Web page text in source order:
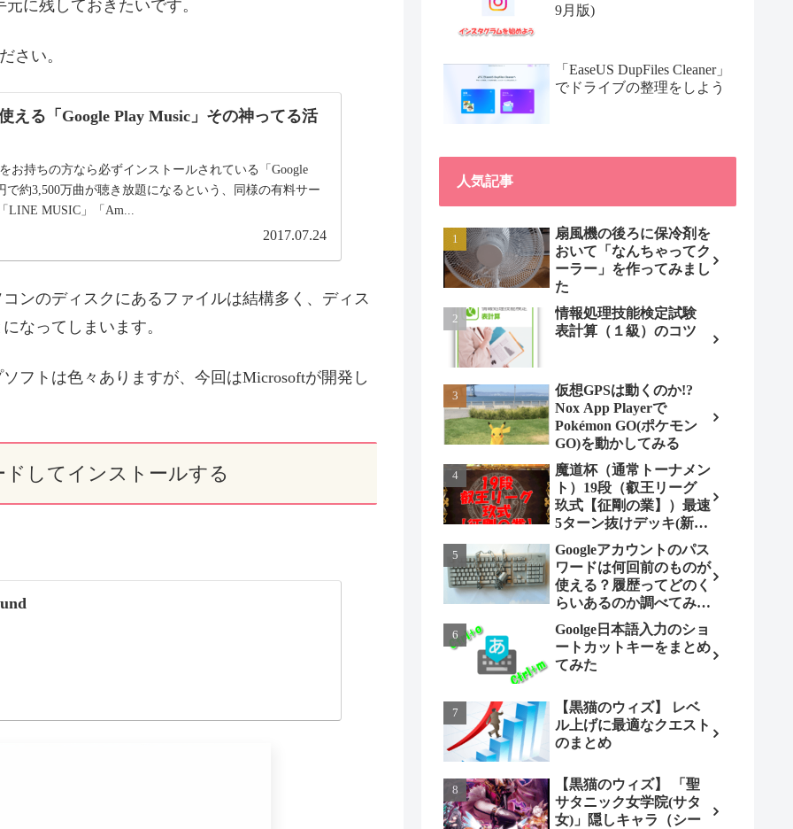
に残しておきたいです。
さい。
える「Google Play Music」その神ってる活
お持ちの方なら必ずインストールされている「Google
で約3,500万曲が聴き放題になるという、同様の有料サー
LINE MUSIC」「Am...
2017.07.24
ンのディスクにあるファイルは結構多く、ディス
なってしまいます。
フトは色々ありますが、今回はMicrosoftが開発し
ドしてインストールする
9月版)
「EaseUS DupFiles Cleaner」
でドライブの整理をしよう
人気記事
扇風機の後ろに保冷剤を
おいて「なんちゃってク
ーラー」を作ってみまし
た
情報処理技能検定試験
表計算（１級）のコツ
仮想GPSは動くのか!?
Nox App Playerで
Pokémon GO(ポケモン
GO)を動かしてみる
魔道杯（通常トーナメン
ト）19段（叡王リーグ
玖式【征剛の業】）最速
5ターン抜けデッキ(新パ
ターン)!
Googleアカウントのパス
ワードは何回前のものが
使える？履歴ってどのく
らいあるのか調べてみま
した。
Goolge日本語入力のショ
ートカットキーをまとめ
てみた
【黒猫のウィズ】 レベ
ル上げに最適なクエスト
のまとめ
【黒猫のウィズ】 「聖
サタニック女学院(サタ
女)」隠しキャラ（シー